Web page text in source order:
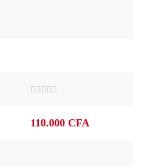
sur
5
110.000 CFA